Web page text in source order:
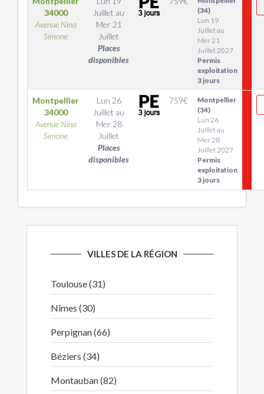
34000
Avenue Nina
Simone
Juillet au
Mer 21
Juillet
Places
disponibles
(34)
Lun 19
Juillet au
Mer 21
Juillet 2027
Permis
exploitation
3 jours
Montpellier
34000
Avenue Nina
Simone
Lun 26
Juillet au
Mer 28
Juillet
Places
disponibles
759€
Montpellier
(34)
Lun 26
Juillet au
Mer 28
Juillet 2027
Permis
exploitation
3 jours
VILLES DE LA RÉGION
Toulouse (31)
Nîmes (30)
Perpignan (66)
Béziers (34)
Montauban (82)